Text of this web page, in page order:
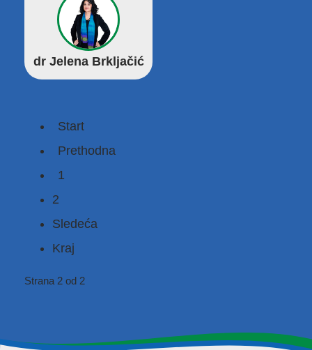
dr Jelena Brkljačić
Start
Prethodna
1
2
Sledeća
Kraj
Strana 2 od 2